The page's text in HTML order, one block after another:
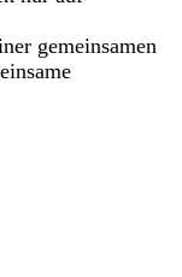
gemeinsamen